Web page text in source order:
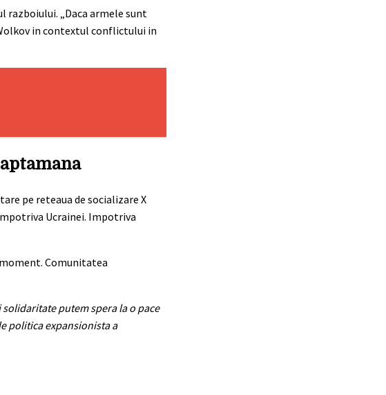
„Daca armele sunt
in contextul conflictului in
pe reteaua de socializare X
Ucrainei. Impotriva
Comunitatea
putem spera la o pace
politica expansionista a